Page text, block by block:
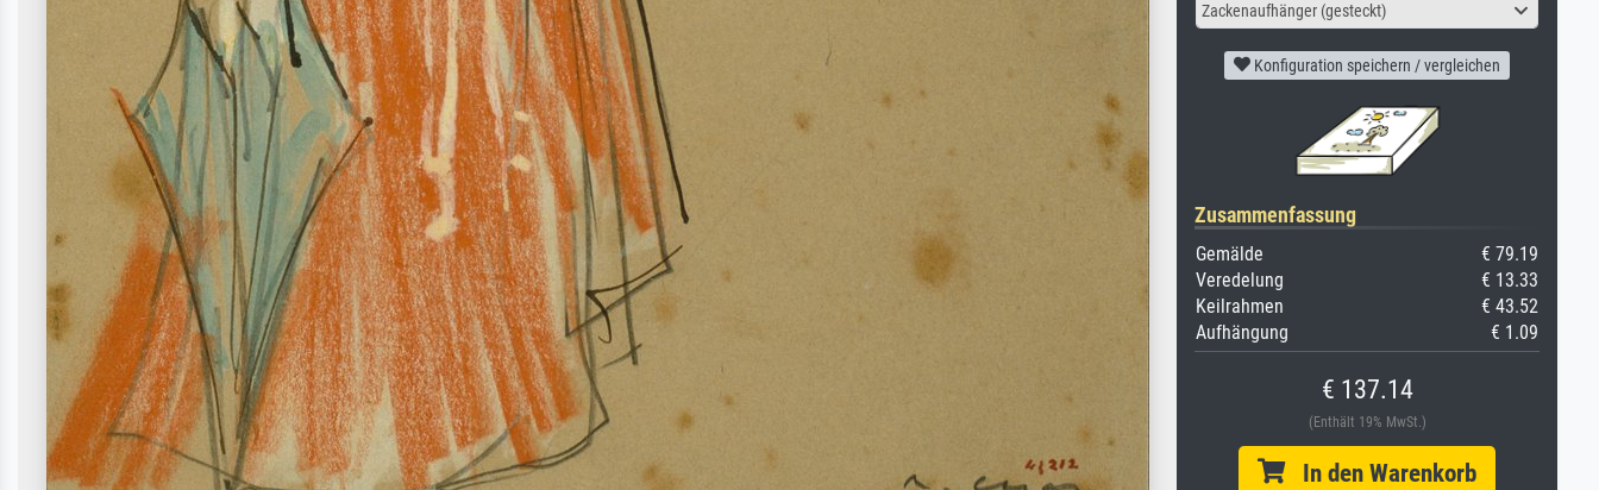
Zackenaufhänger (gesteckt)
Konfiguration speichern / vergleichen
Zusammenfassung
Gemälde
€ 79.19
Veredelung
€ 13.33
Keilrahmen
€ 43.52
Aufhängung
€ 1.09
€ 137.14
(Enthält 19% MwSt.)
In den Warenkorb